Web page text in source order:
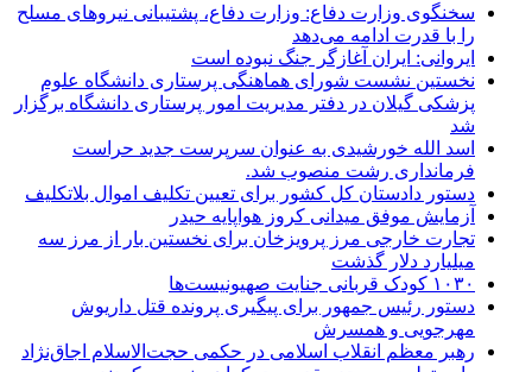
سخنگوی وزارت دفاع: وزارت دفاع، پشتیبانی نیرو‌های مسلح
را با قدرت ادامه می‌دهد
ایروانی: ایران آغازگر جنگ نبوده است
نخستین نشست شورای هماهنگی پرستاری دانشگاه علوم
پزشکی گیلان در دفتر مدیریت امور پرستاری دانشگاه برگزار
شد
اسد الله خورشیدی به عنوان سرپرست جدید حراست
فرمانداری رشت منصوب شد.
دستور دادستان کل کشور برای تعیین تکلیف اموال بلاتکلیف
آزمایش موفق میدانی کروز هواپایه حیدر
تجارت خارجی مرز پرویزخان برای نخستین بار از مرز سه
میلیارد دلار گذشت
۱۰۳۰ کودک قربانی جنایت صهیونیست‌ها
دستور رئیس جمهور برای پیگیری پرونده قتل داریوش
مهرجویی و همسرش
رهبر معظم انقلاب اسلامی در حکمی حجت‌الاسلام اجاق‌نژاد